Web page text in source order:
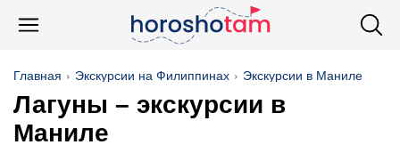
Главная Экскурсии на Филиппинах Экскурсии в Маниле
Лагуны – экскурсии в
Маниле